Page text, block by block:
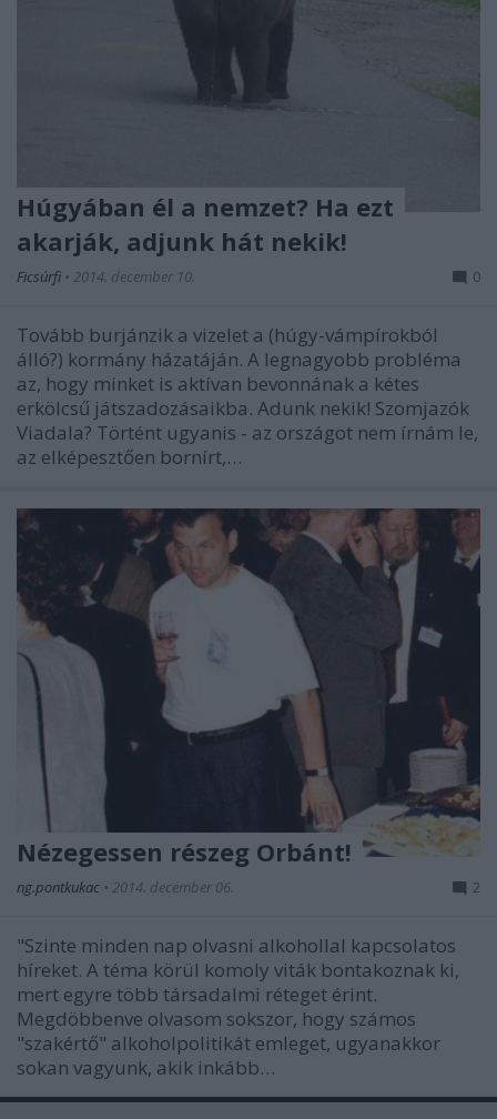
Húgyában él a nemzet? Ha ezt
akarják, adjunk hát nekik!
Ficsúrfi • 2014. december 10. 0
Tovább burjánzik a vizelet a (húgy-vámpírokból
álló?) kormány házatáján. A legnagyobb probléma
az, hogy minket is aktívan bevonnának a kétes
erkölcsű játszadozásaikba. Adunk nekik! Szomjazók
Viadala? Történt ugyanis - az országot nem írnám le,
az elképesztően bornírt,…
Nézegessen részeg Orbánt!
ng.pontkukac • 2014. december 06. 2
"Szinte minden nap olvasni alkohollal kapcsolatos
híreket. A téma körül komoly viták bontakoznak ki,
mert egyre több társadalmi réteget érint.
Megdöbbenve olvasom sokszor, hogy számos
"szakértő" alkoholpolitikát emleget, ugyanakkor
sokan vagyunk, akik inkább…